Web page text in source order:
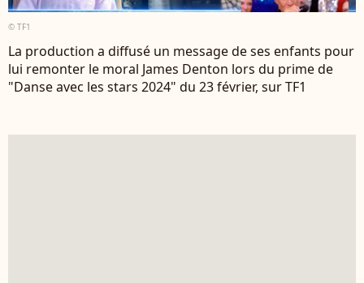
© TF1
La production a diffusé un message de ses enfants pour
lui remonter le moral James Denton lors du prime de
"Danse avec les stars 2024" du 23 février, sur TF1